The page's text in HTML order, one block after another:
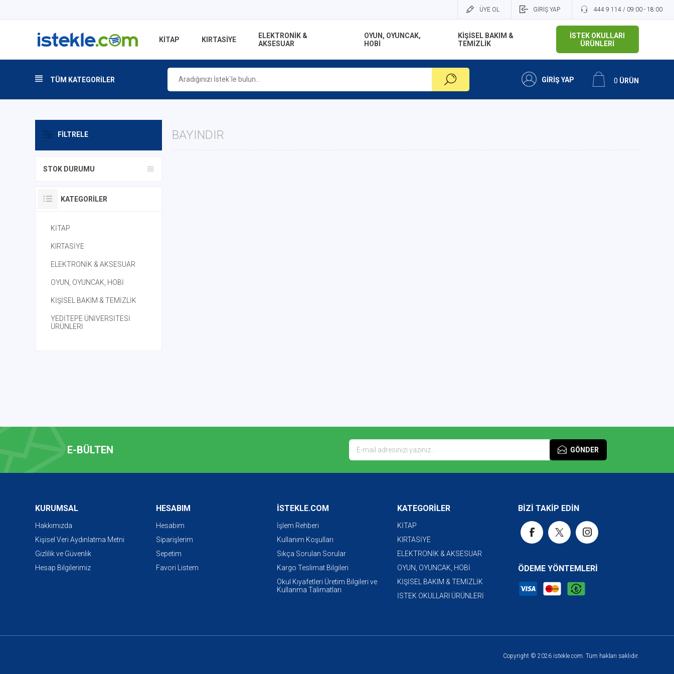
ÜYE OL GİRİŞ YAP 444 9 114 / 09:00 - 18:00
KİTAP KIRTASİYE
ELEKTRONİK &
AKSESUAR
OYUN, OYUNCAK,
HOBİ
KİŞİSEL BAKIM &
TEMİZLİK
İSTEK OKULLARI
ÜRÜNLERİ
TÜM KATEGORİLER GİRİŞ YAP 0 ÜRÜN
BAYINDIR
FILTRELE
STOK DURUMU
KATEGORILER
KİTAP
KIRTASİYE
ELEKTRONİK & AKSESUAR
OYUN, OYUNCAK, HOBİ
KİŞİSEL BAKIM & TEMİZLİK
YEDİTEPE ÜNİVERSİTESİ
ÜRÜNLERİ
E-BÜLTEN GÖNDER
KURUMSAL
Hakkımızda
Kişisel Veri Aydınlatma Metni
Gizlilik ve Güvenlik
Hesap Bilgilerimiz
HESABIM
Hesabım
Siparişlerim
Sepetim
Favori Listem
İSTEKLE.COM
İşlem Rehberi
Kullanım Koşulları
Sıkça Sorulan Sorular
Kargo Teslimat Bilgileri
Okul Kıyafetleri Üretim Bilgileri ve
Kullanma Talimatları
KATEGORİLER
KİTAP
KIRTASİYE
ELEKTRONİK & AKSESUAR
OYUN, OYUNCAK, HOBİ
KİŞİSEL BAKIM & TEMİZLİK
İSTEK OKULLARI ÜRÜNLERİ
BİZİ TAKİP EDİN
ÖDEME YÖNTEMLERİ
Copyright © 2026 istekle.com. Tüm hakları saklıdır.